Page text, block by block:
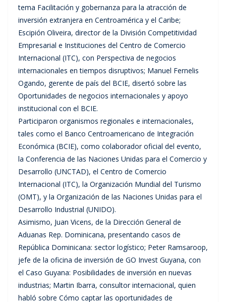
tema Facilitación y gobernanza para la atracción de
inversión extranjera en Centroamérica y el Caribe;
Escipión Oliveira, director de la División Competitividad
Empresarial e Instituciones del Centro de Comercio
Internacional (ITC), con Perspectiva de negocios
internacionales en tiempos disruptivos; Manuel Fernelis
Ogando, gerente de país del BCIE, disertó sobre las
Oportunidades de negocios internacionales y apoyo
institucional con el BCIE.
Participaron organismos regionales e internacionales,
tales como el Banco Centroamericano de Integración
Económica (BCIE), como colaborador oficial del evento,
la Conferencia de las Naciones Unidas para el Comercio y
Desarrollo (UNCTAD), el Centro de Comercio
Internacional (ITC), la Organización Mundial del Turismo
(OMT), y la Organización de las Naciones Unidas para el
Desarrollo Industrial (UNIDO).
Asimismo, Juan Vicens, de la Dirección General de
Aduanas Rep. Dominicana, presentando casos de
República Dominicana: sector logístico; Peter Ramsaroop,
jefe de la oficina de inversión de GO Invest Guyana, con
el Caso Guyana: Posibilidades de inversión en nuevas
industrias; Martin Ibarra, consultor internacional, quien
habló sobre Cómo captar las oportunidades de